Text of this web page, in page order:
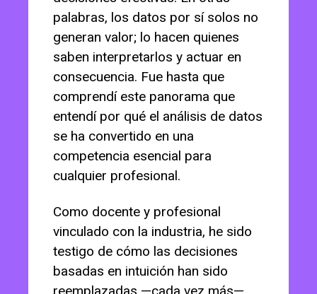
palabras, los datos por sí solos no
generan valor; lo hacen quienes
saben interpretarlos y actuar en
consecuencia. Fue hasta que
comprendí este panorama que
entendí por qué el análisis de datos
se ha convertido en una
competencia esencial para
cualquier profesional.
Como docente y profesional
vinculado con la industria, he sido
testigo de cómo las decisiones
basadas en intuición han sido